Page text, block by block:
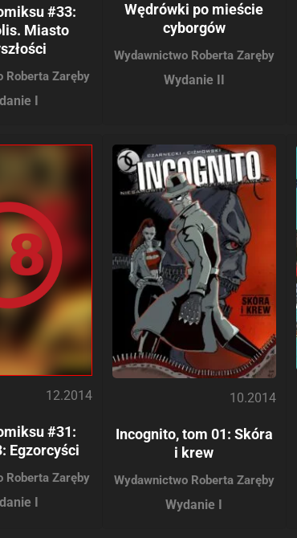
#33:
Miasto
Roberta Zaręby
I
Wędrówki po mieście
cyborgów
Wydawnictwo Roberta Zaręby
Wydanie II
12.2014
#31:
Egzorcyści
Roberta Zaręby
I
10.2014
Incognito, tom 01: Skóra
i krew
Wydawnictwo Roberta Zaręby
Wydanie I